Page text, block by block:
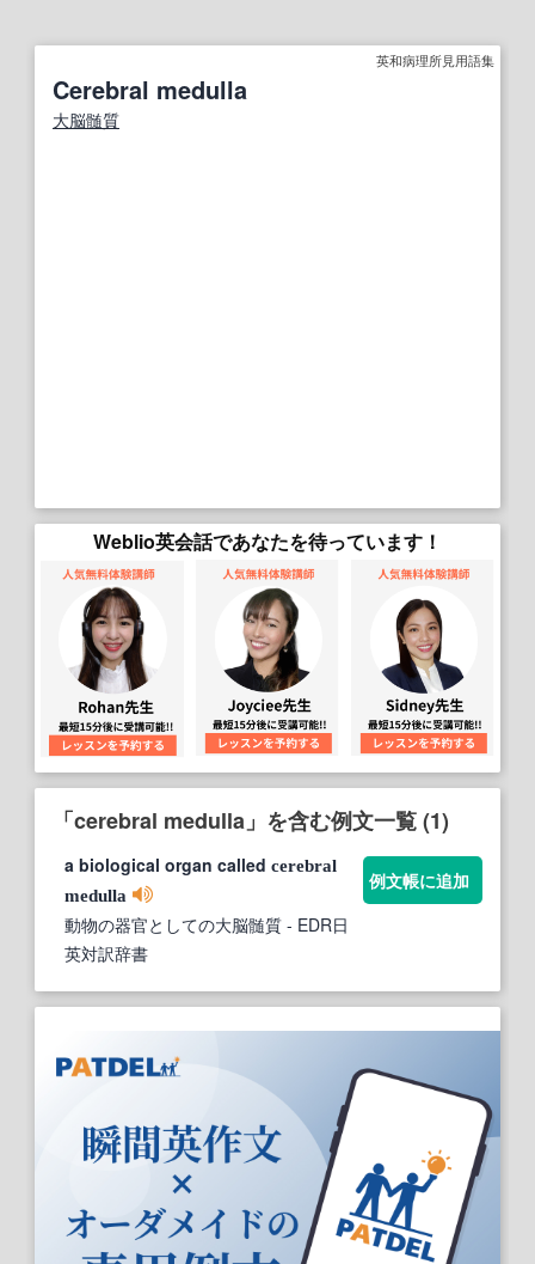
英和病理所見用語集
Cerebral medulla
大脳髄質
Weblio英会話であなたを待っています！
「cerebral medulla」を含む例文一覧 (1)
a biological organ called cerebral
medulla
動物の器官としての大脳髄質 - EDR日
英対訳辞書
例文帳に追加